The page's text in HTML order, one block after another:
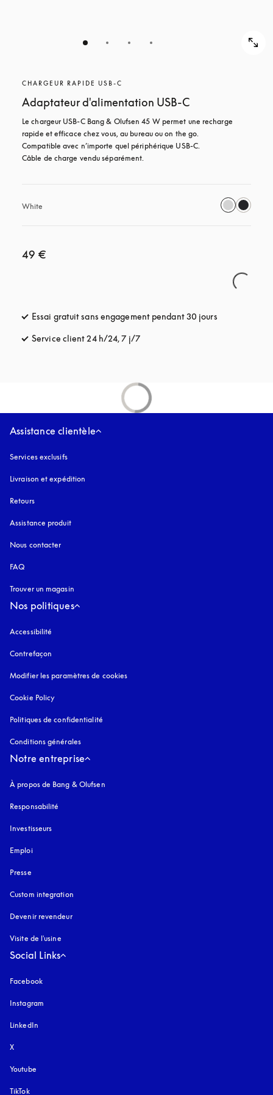
CHARGEUR RAPIDE USB-C
Adaptateur d'alimentation USB-C
Le chargeur USB‑C Bang & Olufsen 45 W permet une recharge
rapide et efficace chez vous, au bureau ou on the go.
Compatible avec n’importe quel périphérique USB-C.
Câble de charge vendu séparément.
White
49 €
Essai gratuit sans engagement pendant 30 jours
Service client 24 h/24, 7 j/7s’ouvre dans un nouvel onglet
Assistance clientèle
Services exclusifs
Livraison et expédition
Retours
Assistance produit
Nous contacter
FAQ
Trouver un magasin
Nos politiques
Accessibilité
Contrefaçon
Modifier les paramètres de cookies
Cookie Policy
Politiques de confidentialité
Conditions générales
Notre entreprise
À propos de Bang & Olufsen
Responsabilité
Investisseurs
Emploi
Presse
Custom integration
Devenir revendeur
Visite de l'usine
Social Links
Facebook
Instagram
LinkedIn
X
Youtube
TikTok